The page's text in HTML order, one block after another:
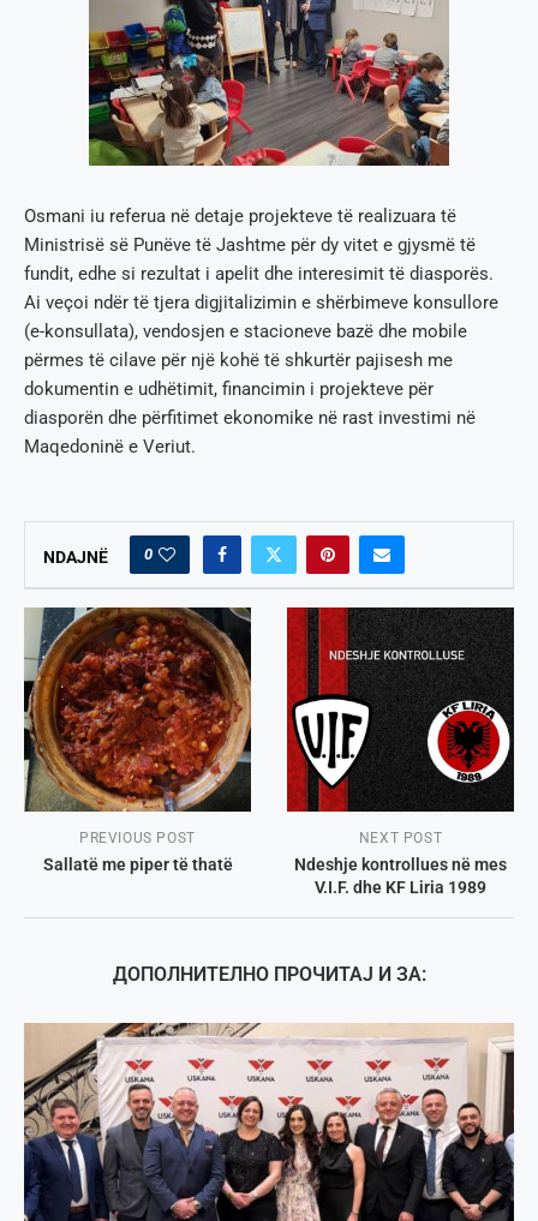
Osmani iu referua në detaje projekteve të realizuara të
Ministrisë së Punëve të Jashtme për dy vitet e gjysmë të
fundit, edhe si rezultat i apelit dhe interesimit të diasporës.
Ai veçoi ndër të tjera digjitalizimin e shërbimeve konsullore
(e-konsullata), vendosjen e stacioneve bazë dhe mobile
përmes të cilave për një kohë të shkurtër pajisesh me
dokumentin e udhëtimit, financimin i projekteve për
diasporën dhe përfitimet ekonomike në rast investimi në
Maqedoninë e Veriut.
NDAJNË 0
PREVIOUS POST
Sallatë me piper të thatë
NEXT POST
Ndeshje kontrollues në mes
V.I.F. dhe KF Liria 1989
ДОПОЛНИТЕЛНО ПРОЧИТАЈ И ЗА: